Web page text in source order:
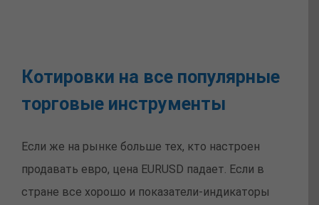
Котировки на все популярные
торговые инструменты
Если же на рынке больше тех, кто настроен
продавать евро, цена EURUSD падает. Если в
стране все хорошо и показатели-индикаторы